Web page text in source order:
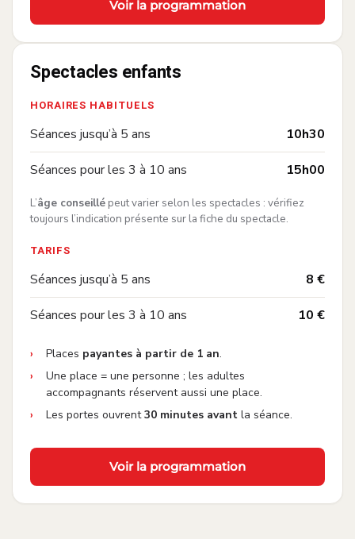
Voir la programmation
Spectacles enfants
HORAIRES HABITUELS
Séances jusqu’à 5 ans —
10h30
Séances pour les 3 à 10 ans —
15h00
L’âge conseillé peut varier selon les spectacles : vérifiez
toujours l’indication présente sur la fiche du spectacle.
TARIFS
Séances jusqu’à 5 ans —
8 €
Séances pour les 3 à 10 ans —
10 €
Places payantes à partir de 1 an.
Une place = une personne ; les adultes
accompagnants réservent aussi une place.
Les portes ouvrent30 minutes avant la séance.
Voir la programmation